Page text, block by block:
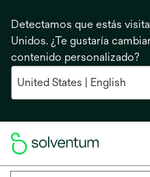
Detectamos que estás
Unidos. ¿Te gustaría
contenido personalizado?